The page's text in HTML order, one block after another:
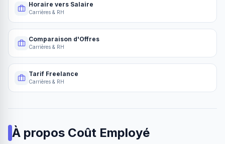
Horaire vers Salaire
Carrières & RH
Comparaison d'Offres
Carrières & RH
Tarif Freelance
Carrières & RH
À propos Coût Employé